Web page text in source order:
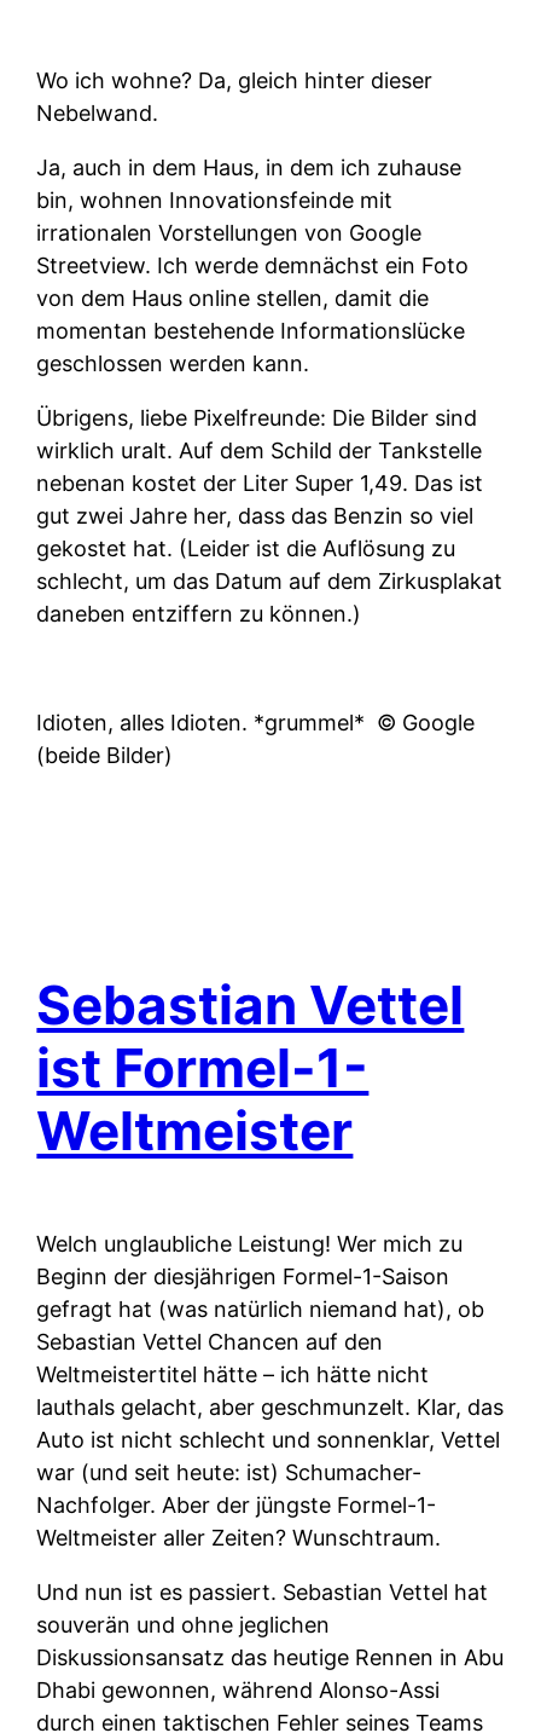
Wo ich wohne? Da, gleich hinter dieser
Nebelwand.
Ja, auch in dem Haus, in dem ich zuhause
bin, wohnen Innovationsfeinde mit
irrationalen Vorstellungen von Google
Streetview. Ich werde demnächst ein Foto
von dem Haus online stellen, damit die
momentan bestehende Informationslücke
geschlossen werden kann.
Übrigens, liebe Pixelfreunde: Die Bilder sind
wirklich uralt. Auf dem Schild der Tankstelle
nebenan kostet der Liter Super 1,49. Das ist
gut zwei Jahre her, dass das Benzin so viel
gekostet hat. (Leider ist die Auflösung zu
schlecht, um das Datum auf dem Zirkusplakat
daneben entziffern zu können.)
Idioten, alles Idioten. *grummel* © Google
(beide Bilder)
Sebastian Vettel
ist Formel-1-
Weltmeister
Welch unglaubliche Leistung! Wer mich zu
Beginn der diesjährigen Formel-1-Saison
gefragt hat (was natürlich niemand hat), ob
Sebastian Vettel Chancen auf den
Weltmeistertitel hätte – ich hätte nicht
lauthals gelacht, aber geschmunzelt. Klar, das
Auto ist nicht schlecht und sonnenklar, Vettel
war (und seit heute: ist) Schumacher-
Nachfolger. Aber der jüngste Formel-1-
Weltmeister aller Zeiten? Wunschtraum.
Und nun ist es passiert. Sebastian Vettel hat
souverän und ohne jeglichen
Diskussionsansatz das heutige Rennen in Abu
Dhabi gewonnen, während Alonso-Assi
durch einen taktischen Fehler seines Teams